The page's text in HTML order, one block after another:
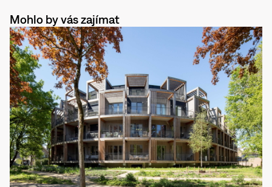
Mohlo by vás zajímat